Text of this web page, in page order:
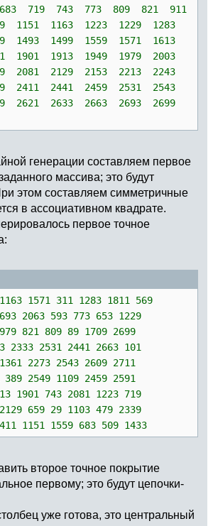
719 743 773 809 821 911
1151 1163 1223 1229 1283
1493 1499 1559 1571 1613
1901 1913 1949 1979 2003
2081 2129 2153 2213 2243
2411 2441 2459 2531 2543
2621 2633 2663 2693 2699
генерации составляем первое
массива; это будут
этом составляем симметричные
в ассоциативном квадрате.
первое точное
1571 311 1283 1811 569
2063 593 773 653 1229
821 809 89 1709 2699
2333 2531 2441 2663 101
2273 2543 2609 2711
2549 1109 2459 2591
1901 743 2081 1223 719
659 29 1103 479 2339
1151 1559 683 509 1433
второе точное покрытие
первому; это будут цепочки-
уже готова, это центральный